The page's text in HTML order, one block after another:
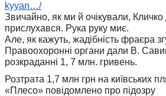
kyyan…/
Звичайно, як ми й очікували,
прислухався. Рука руку миє.
Але, як кажуть, жадібність фраєра
Правоохоронні органи дали В.
розкраданні 1, 7 млн. гривень.
Розтрата 1,7 млн грн на київських
«Плесо» повідомлено про підозру